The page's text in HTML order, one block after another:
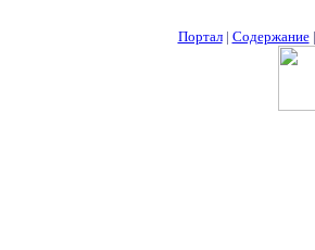
Портал| Содержание|